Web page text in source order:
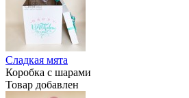
Сладкая мята
Коробка с шарами
Товар добавлен